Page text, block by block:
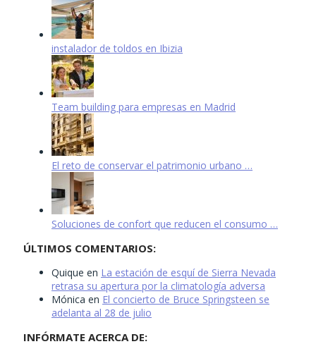
instalador de toldos en Ibizia
Team building para empresas en Madrid
El reto de conservar el patrimonio urbano …
Soluciones de confort que reducen el consumo …
ÚLTIMOS COMENTARIOS:
Quique en La estación de esquí de Sierra Nevada
retrasa su apertura por la climatología adversa
Mónica en El concierto de Bruce Springsteen se
adelanta al 28 de julio
INFÓRMATE ACERCA DE: